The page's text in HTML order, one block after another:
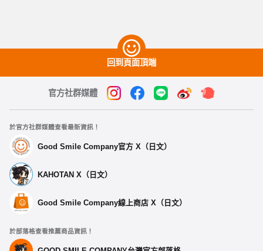
回到頁面頂端
官方社群媒體
於官方社群媒體查看最新資訊！
Good Smile Company官方 X（日文）
KAHOTAN X（日文）
Good Smile Company線上商店 X（日文）
於部落格查看推薦商品資訊！